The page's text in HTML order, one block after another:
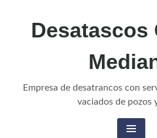
Desatascos
Empresa de desatrancos con
vaciados de pozos